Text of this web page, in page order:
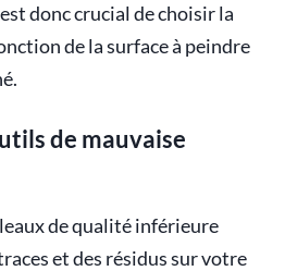
donc crucial de choisir la
de la surface à peindre
de mauvaise
de qualité inférieure
et des résidus sur votre